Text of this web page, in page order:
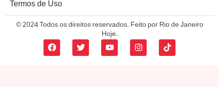
Termos de Uso
© 2024 Todos os direitos reservados. Feito por Rio de Janeiro
Hoje.